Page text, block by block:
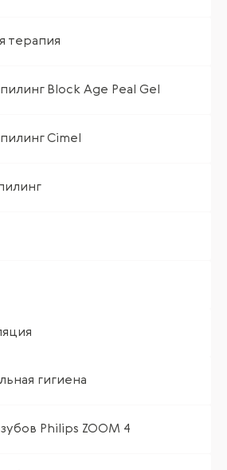
терапия
Block Age Peal Gel
Cimel
гигиена
Philips ZOOM 4